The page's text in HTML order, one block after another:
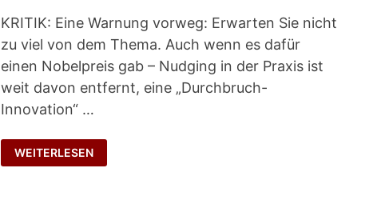
KRITIK: Eine Warnung vorweg: Erwarten Sie nicht
zu viel von dem Thema. Auch wenn es dafür
einen Nobelpreis gab – Nudging in der Praxis ist
weit davon entfernt, eine „Durchbruch-
Innovation“ …
SELBSTSTEUERUNG
VERBESSERN?
WEITERLESEN